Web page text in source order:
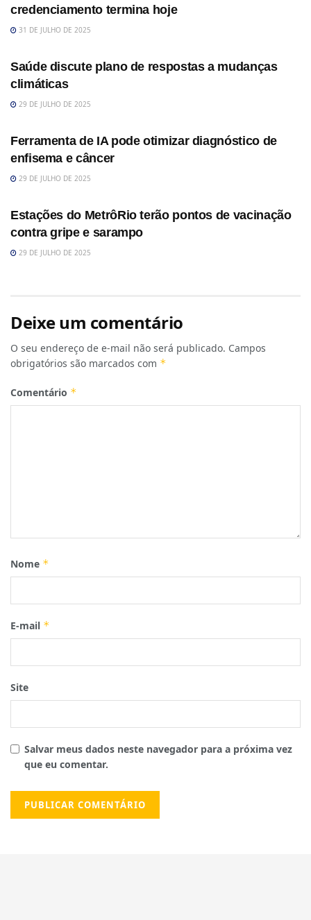
credenciamento termina hoje
31 DE JULHO DE 2025
Saúde discute plano de respostas a mudanças
climáticas
29 DE JULHO DE 2025
Ferramenta de IA pode otimizar diagnóstico de
enfisema e câncer
29 DE JULHO DE 2025
Estações do MetrôRio terão pontos de vacinação
contra gripe e sarampo
29 DE JULHO DE 2025
Deixe um comentário
O seu endereço de e-mail não será publicado. Campos
obrigatórios são marcados com *
Comentário *
Nome *
E-mail *
Site
Salvar meus dados neste navegador para a próxima vez
que eu comentar.